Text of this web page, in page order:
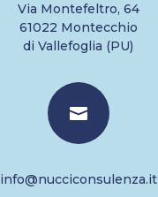
Via Montefeltro, 64
61022 Montecchio
di Vallefoglia (PU)

info@nucciconsulenza.it